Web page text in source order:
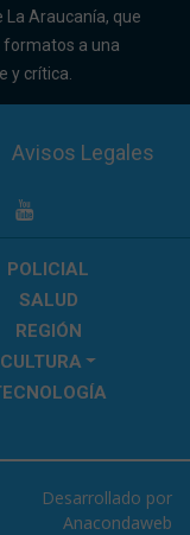
La Araucanía, que
formatos a una
y crítica.
Avisos Legales
POLICIAL
SALUD
REGIÓN
CULTURA
Desarrollado por
Anacondaweb